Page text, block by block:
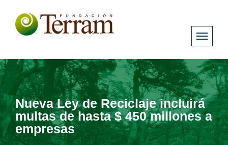
Nueva Ley de Reciclaje incluirá
multas de hasta $ 450 millones a
empresas